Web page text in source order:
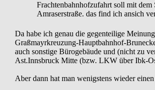
Frachtenbahnhofzufahrt soll mit
Amraserstraße. das find ich ansich
Da habe ich genau die gegenteilige
Graßmayrkreuzung-Hauptbahnhof-
auch sonstige Bürogebäude und (nicht zu
Ast.Innsbruck Mitte (bzw. LKW über Ibk-
Aber dann hat man wenigstens wieder